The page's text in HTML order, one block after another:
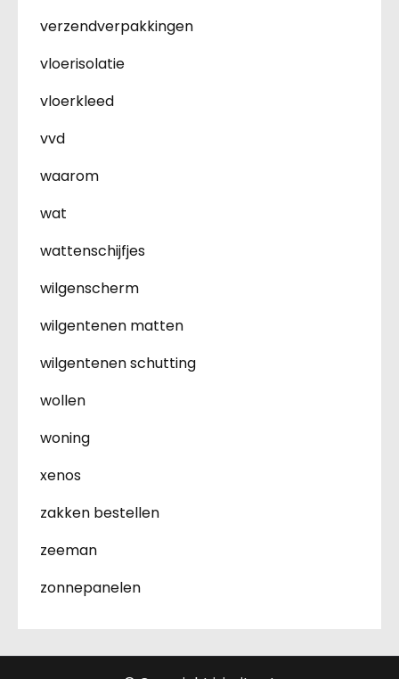
verzendverpakkingen
vloerisolatie
vloerkleed
vvd
waarom
wat
wattenschijfjes
wilgenscherm
wilgentenen matten
wilgentenen schutting
wollen
woning
xenos
zakken bestellen
zeeman
zonnepanelen